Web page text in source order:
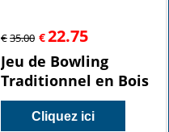
€35.00 €22.75
Jeu de Bowling
Traditionnel en Bois
Cliquez ici